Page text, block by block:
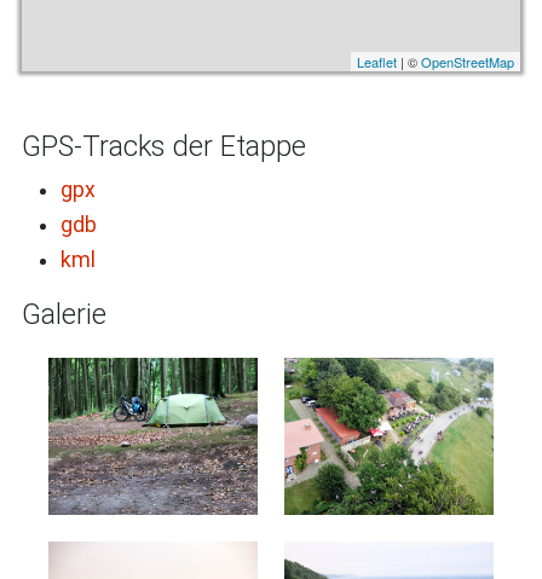
Leaflet | ©OpenStreetMap
GPS-Tracks der Etappe
gpx
gdb
kml
Galerie